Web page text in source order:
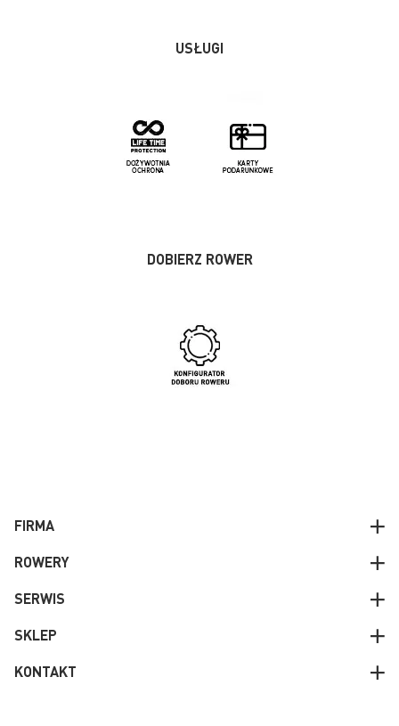
USŁUGI
DOBIERZ ROWER
FIRMA
ROWERY
SERWIS
SKLEP
KONTAKT